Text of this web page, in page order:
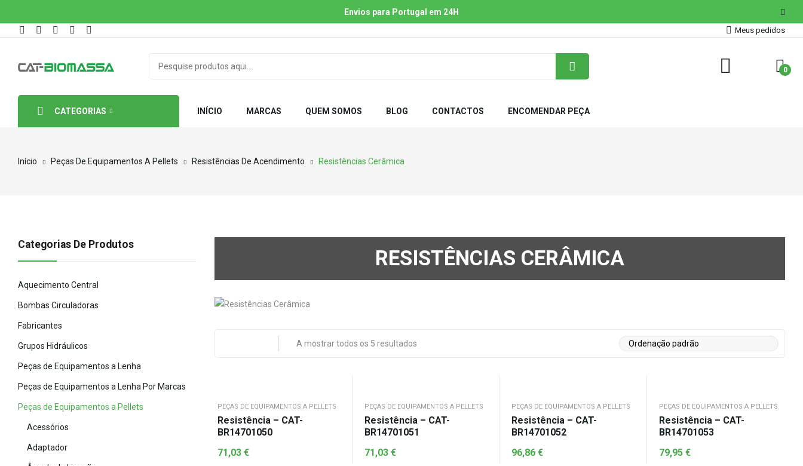
Envios para Portugal em 24H
Meus pedidos
0
CATEGORIAS INÍCIO MARCAS QUEM SOMOS BLOG CONTACTOS ENCOMENDAR PEÇA
Início Peças De Equipamentos A Pellets Resistências De Acendimento Resistências Cerâmica
RESISTÊNCIAS CERÂMICA
A mostrar todos os 5 resultados
PEÇAS DE EQUIPAMENTOS A PELLETS
Resistência – CAT-
BR14701050
71,03 €
PEÇAS DE EQUIPAMENTOS A PELLETS
Resistência – CAT-
BR14701051
71,03 €
PEÇAS DE EQUIPAMENTOS A PELLETS
Resistência – CAT-
BR14701052
96,86€
PEÇAS DE EQUIPAMENTOS A PELLETS
Resistência – CAT-
BR14701053
79,95 €
Categorias De Produtos
Aquecimento Central
Bombas Circuladoras
Fabricantes
Grupos Hidráulicos
Peças de Equipamentos a Lenha
Peças de Equipamentos a Lenha Por Marcas
Peças de Equipamentos a Pellets
Acessórios
Adaptador